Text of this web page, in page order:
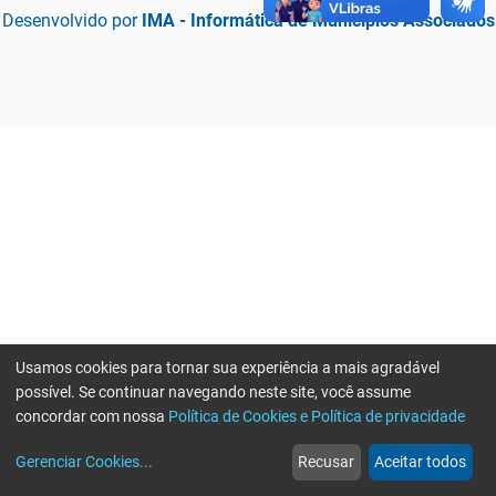
Desenvolvido por IMA - Informática de Municípios Associados
web
Notícias
more_horiz
Mais
Usamos cookies para tornar sua experiência a mais agradável
possível. Se continuar navegando neste site, você assume
concordar com nossa Política de Cookies e Política de privacidade
Gerenciar Cookies... Recusar Aceitar todos
Erro ao enviar informações, por favor tente novamente